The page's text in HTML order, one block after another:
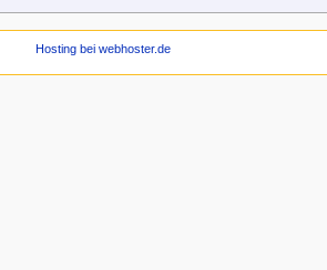
Hosting bei webhoster.de